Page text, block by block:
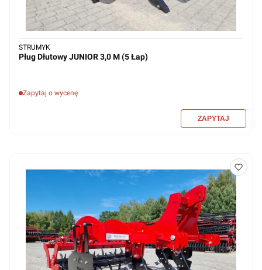
Pług Dłutowy JUNIOR 3,0 M (5 Łap)
Zapytaj o wycenę
STRUMYK